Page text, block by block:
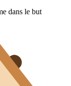
dans le but